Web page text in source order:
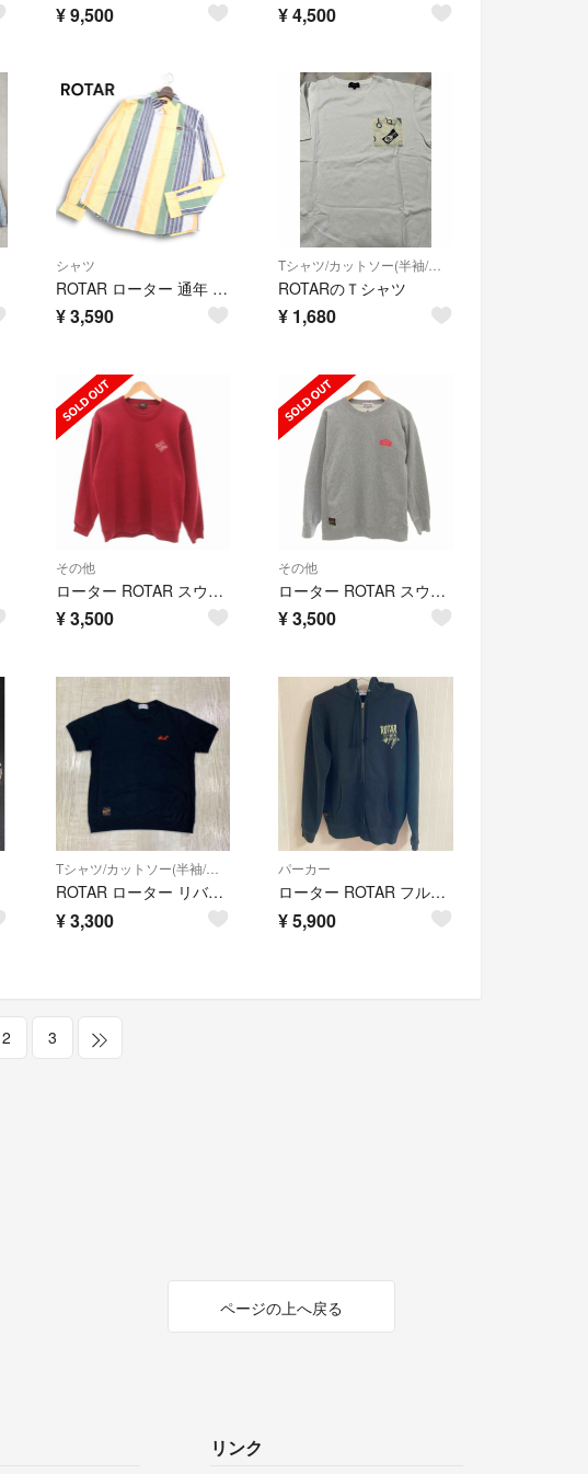
¥9,500 ¥4,500
シャツ
ROTAR ローター 通年 マルチ ストライプ★ 長袖 ボタンダウン ブロード シャツ Sz.L メンズ 日本製
¥3,590
Tシャツ/カットソー(半袖/袖なし)
ROTARのＴシャツ
¥ 1,680
その他
ローター ROTAR スウェット トレーナー 長袖 L 赤 レッド
¥3,500
その他
ローター ROTAR スウェット トレーナー 長袖 L グレー
¥3,500
Tシャツ/カットソー(半袖/袖なし)
ROTAR ローター リバース タイプ 刺繍 スウェット クルーネック Tシャツ
¥3,300
パーカー
ローター ROTAR フルジップパーカー 黒 ブラック メンズ
¥5,900
2 3
ページの上へ戻る
リンク